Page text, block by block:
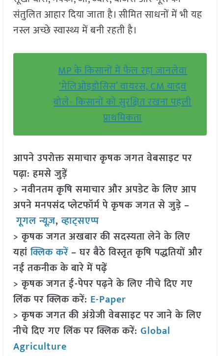
संतुलित आहार दिया जाता है। सीमित साधनों में भी यह
नस्ल अच्छे स्वास्थ्य में बनी रहती है।
MP के किसानों में फैल रहा जानलेवा
‘मेलिओइडोसिस’ वायरस, CM यादव
बोले- किसानों को सुरक्षित रखना पहली
प्राथमिकता
आपने उपरोक्त समाचार कृषक जगत वेबसाइट पर
पढ़ा: हमसे जुड़ें
> नवीनतम कृषि समाचार और अपडेट के लिए आप
अपने मनपसंद प्लेटफॉर्म पे कृषक जगत से जुड़े –
गूगल न्यूज़,व्हाट्सएप्प
> कृषक जगत अखबार की सदस्यता लेने के लिए
यहांक्लिक करें– घर बैठे विस्तृत कृषि पद्धतियों और
नई तकनीक के बारे में पढ़ें
> कृषक जगत ई-पेपर पढ़ने के लिए नीचे दिए गए
लिंक पर क्लिक करें: E-Paper
> कृषक जगत की अंग्रेजी वेबसाइट पर जाने के लिए
नीचे दिए गए लिंक पर क्लिक करें: Global
Agriculture